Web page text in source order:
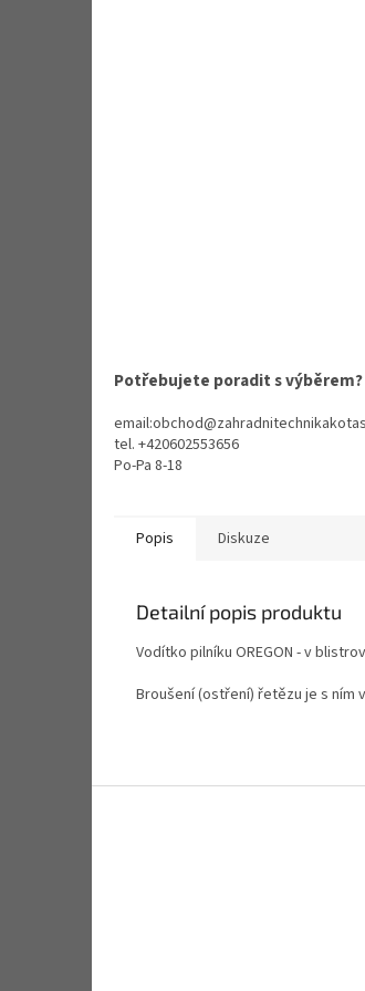
Potřebujete poradit s výběrem?
tel. +420602553656
Po-Pa 8-18
Popis Diskuze
Detailní popis produktu
Vodítko pilníku OREGON - v
Broušení (ostření) řetězu je s ním